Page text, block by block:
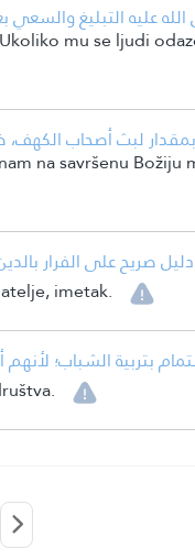
عليه التبليغ
mu se ljudi
لبث أصحاب الكهف،
na savršenu Božiju
صريح على الفرار
imetak.
بتربية الشباب؛